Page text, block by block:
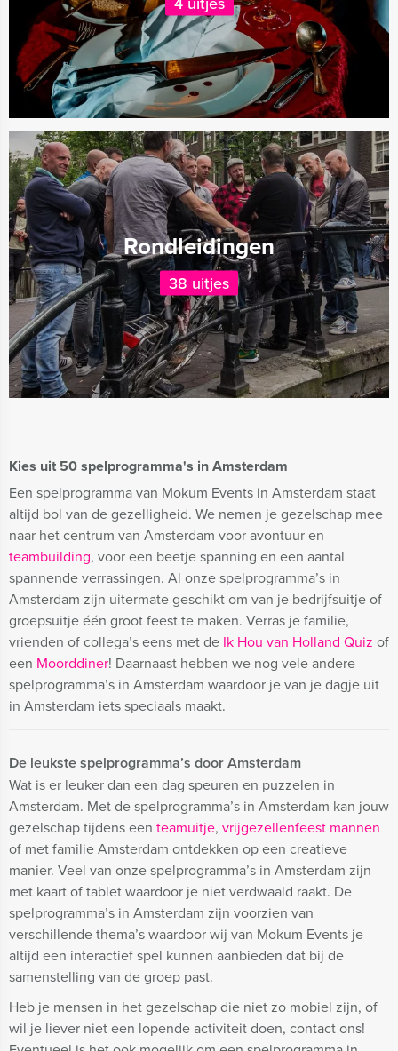
Kies uit 50 spelprogramma's in Amsterdam
Een spelprogramma van Mokum Events in Amsterdam staat
altijd bol van de gezelligheid. We nemen je gezelschap mee
naar het centrum van Amsterdam voor avontuur en
teambuilding, voor een beetje spanning en een aantal
spannende verrassingen. Al onze spelprogramma’s in
Amsterdam zijn uitermate geschikt om van je bedrijfsuitje of
groepsuitje één groot feest te maken. Verras je familie,
vrienden of collega’s eens met de Ik Hou van Holland Quiz of
een Moorddiner! Daarnaast hebben we nog vele andere
spelprogramma’s in Amsterdam waardoor je van je dagje uit
in Amsterdam iets speciaals maakt.
Rondleidingen
38 uitjes
De leukste spelprogramma’s door Amsterdam
Wat is er leuker dan een dag speuren en puzzelen in
Amsterdam. Met de spelprogramma’s in Amsterdam kan jouw
gezelschap tijdens een teamuitje, vrijgezellenfeest mannen
of met familie Amsterdam ontdekken op een creatieve
manier. Veel van onze spelprogramma’s in Amsterdam zijn
met kaart of tablet waardoor je niet verdwaald raakt. De
spelprogramma’s in Amsterdam zijn voorzien van
verschillende thema’s waardoor wij van Mokum Events je
altijd een interactief spel kunnen aanbieden dat bij de
samenstelling van de groep past.
Heb je mensen in het gezelschap die niet zo mobiel zijn, of
wil je liever niet een lopende activiteit doen, contact ons!